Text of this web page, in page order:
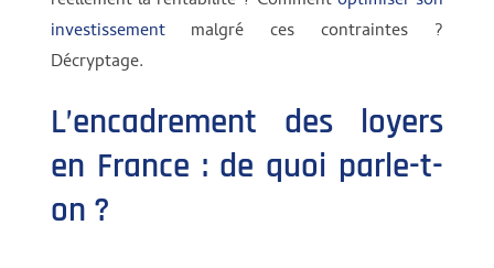
investissementmalgré ces contraintes ?
Décryptage.
L’encadrement des loyers
en France : de quoi parle-t-
on ?